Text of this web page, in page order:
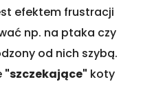
efektem frustracji
np. na ptaka czy
od nich szybą.
"szczekające" koty